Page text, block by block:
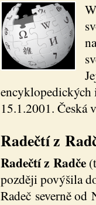
encyklopedických
15.1.2001. Česká
Radečtí z
Radečtí z Radče
později povýšila
Radeč severně od